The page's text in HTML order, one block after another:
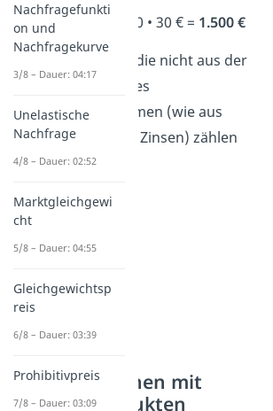
50• (40 €– ) = 50 • 30 € = 1.500 €
Einkünfte, die nicht aus der
Geschäftstätigkeit
des
stammen (wie aus
Vermietung oder aus Zinsen) zählen
zum Umsatz.
Umsatz berechnen mit
mehreren Produkten
Nachfragefunkti
on und
Nachfragekurve
3/8 – Dauer: 04:17
Unelastische
Nachfrage
4/8 – Dauer: 02:52
Marktgleichgewi
cht
5/8 – Dauer: 04:55
Gleichgewichtsp
reis
6/8 – Dauer: 03:39
Prohibitivpreis
7/8 – Dauer: 03:09